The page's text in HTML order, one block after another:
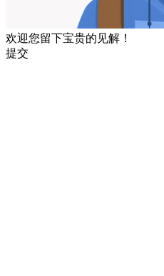
欢迎您留下宝贵的见解！
提交